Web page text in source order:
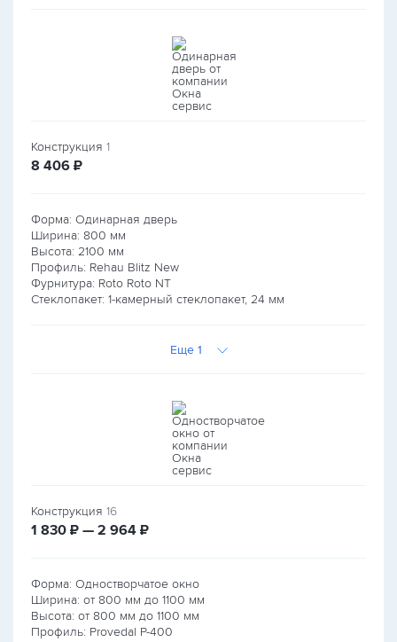
Конструкция 1
8 406 руб.
₽
Форма: Одинарная дверь
Ширина: 800 мм
Высота: 2100 мм
Профиль: Rehau Blitz New
Фурнитура: Roto Roto NT
Стеклопакет: 1-камерный стеклопакет, 24 мм
Еще 1
Конструкция 16
1 830 руб.
₽ — 2 964 руб.
₽
Форма: Одностворчатое окно
Ширина: от 800 мм до 1100 мм
Высота: от 800 мм до 1100 мм
Профиль: Provedal P-400